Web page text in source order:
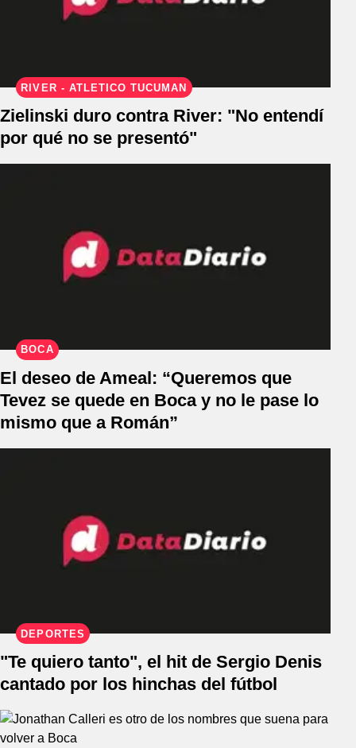
RIVER - ATLÉTICO TUCUMÁN
Zielinski duro contra River: "No entendí
por qué no se presentó"
BOCA
El deseo de Ameal: “Queremos que
Tevez se quede en Boca y no le pase lo
mismo que a Román”
DEPORTES
"Te quiero tanto", el hit de Sergio Denis
cantado por los hinchas del fútbol